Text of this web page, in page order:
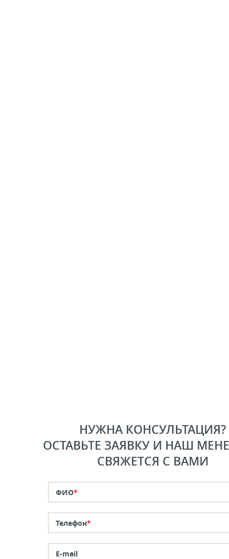
НУЖНА КОНСУЛЬТАЦИЯ?
ОСТАВЬТЕ ЗАЯВКУ И НАШ
СВЯЖЕТСЯ С ВАМИ
ФИО*
Телефон*
E-mail